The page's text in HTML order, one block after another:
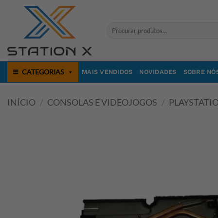
Pesquisar
CATEGORIAS MAIS VENDIDOS NOVIDADES SOBRE
INÍCIO / CONSOLAS E VIDEOJOGOS /